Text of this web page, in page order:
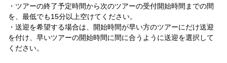
アンクルエイブス（メニュー）
ギフトショップ
・ツアーの終了予定時間から次のツアーの受付開始時間までの間
を、最低でも15分以上空けてください。
・送迎を希望する場合は、開始時間が早い方のツアーにだけ送迎
を付け、早いツアーの開始時間に間に合うように送迎を選択して
ください。